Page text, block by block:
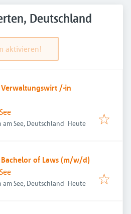
Deutschland
aktivieren!
/-in
See, Deutschland Veröffentlicht
Heute
of Laws (m/w/d)
See, Deutschland Veröffentlicht
Heute